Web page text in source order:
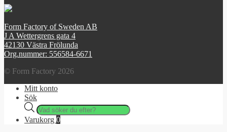
Form Factory of Sweden AB
J A Wettergrens gata 4
42130 Västra Frölunda
Org.nummer: 556584-6671
© Form Factory 2026
Mitt konto
Sök
Products
search
Varukorg 0